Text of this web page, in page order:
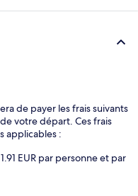
de payer les frais suivants
votre départ. Ces frais
applicables :
EUR par personne et par